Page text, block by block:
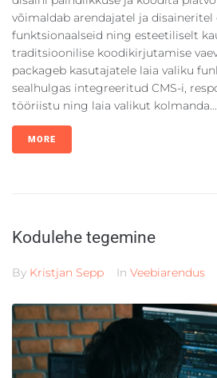
võimaldab arendajatel ja disaineritel
funktsionaalseid ning esteetiliselt
traditsioonilise koodikirjutamise
packageb kasutajatele laia valiku
sealhulgas integreeritud CMS-i,
tööriistu ning laia valikut kolmanda...
MORE
Kodulehe tegemine
By Kristjan Sepp In Veebiarendus